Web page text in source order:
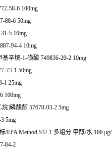
58-6 100mg
88-6 50mg
5 10mg
94-4 10mg
辛烷-1-磺酸 749836-20-2 10mg
73-1 50mg
1 25mg
100mg
]磷酸酯 57678-03-2 5mg
5mg
EPA Method 537.1 多组分 甲醇/水,100
84-2